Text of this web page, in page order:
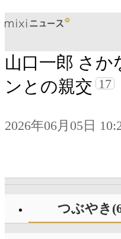
山口一郎 さか
ンとの親交 17
2026年06月05日
つぶやき